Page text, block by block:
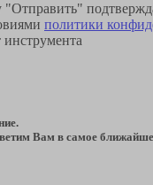
политики
инструмента
Вам в самое